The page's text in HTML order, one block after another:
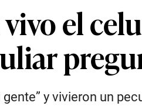
el
y vivieron un